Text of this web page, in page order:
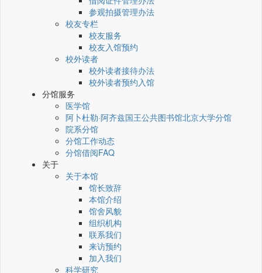
参观拍摄管理办法
校友专栏
校友服务
校友入馆预约
校外读者
校外读者接待办法
校外读者预约入馆
分馆服务
医学馆
阿卜杜勒·阿齐兹国王公共图书馆北京大学分馆
院系分馆
分馆工作动态
分馆借阅FAQ
关于
关于本馆
馆长致辞
本馆介绍
馆舍风貌
组织机构
联系我们
来访预约
加入我们
科学研究